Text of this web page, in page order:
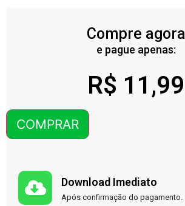
Compre agora
e pague apenas:
R$ 11,99
COMPRAR
Download Imediato
Após confirmação do pagamento.